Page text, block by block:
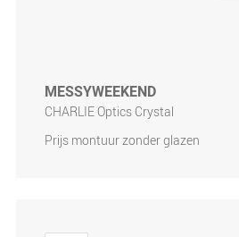
MESSYWEEKEND
CHARLIE Optics Crystal
Prijs montuur zonder glazen